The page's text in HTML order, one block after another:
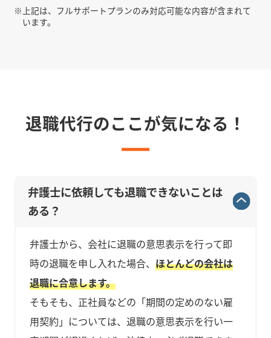
※ 上記は、フルサポートプランのみ対応可能な内容が含まれて
います。
退職代行のここが気になる！
弁護士に依頼しても退職できないことは
ある？
弁護士から、会社に退職の意思表示を行って即
時の退職を申し入れた場合、ほとんどの会社は
退職に合意します。
そもそも、正社員などの「期間の定めのない雇
用契約」については、退職の意思表示を行い一